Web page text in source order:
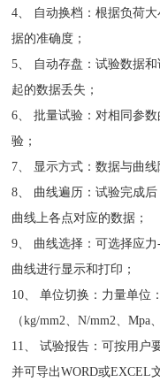
4、 自动换档：根据负荷
据的准确度；
5、 自动存盘：试验数据
起的数据丢失；
6、 批量试验：对相同参
验；
7、 显示方式：数据与曲线
8、 曲线遍历：试验完成
曲线上各点对应的数据；
9、 曲线选择：可选择应
曲线进行显示和打印；
10、 单位切换：力量单位
（kg/mm2、N/mm2、
11、 试验报告：可按用户
并可导出WORD或EXCEL